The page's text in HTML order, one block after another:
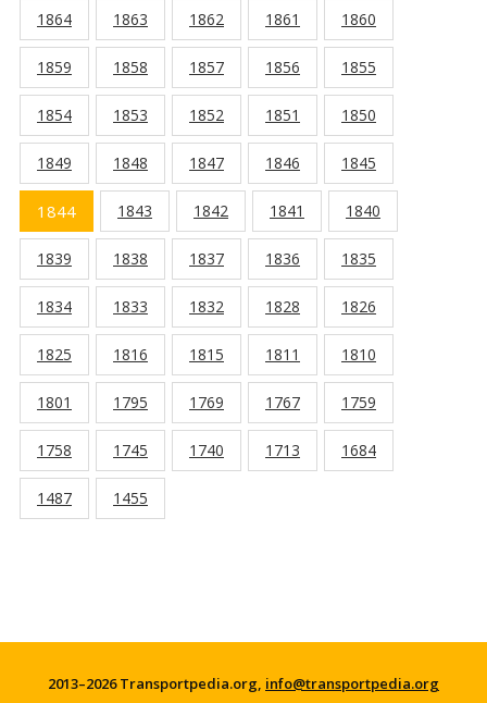
1864 1863 1862 1861 1860
1859 1858 1857 1856 1855
1854 1853 1852 1851 1850
1849 1848 1847 1846 1845
1844 1843 1842 1841 1840
1839 1838 1837 1836 1835
1834 1833 1832 1828 1826
1825 1816 1815 1811 1810
1801 1795 1769 1767 1759
1758 1745 1740 1713 1684
1487 1455
2013–2026 Transportpedia.org, info@transportpedia.org